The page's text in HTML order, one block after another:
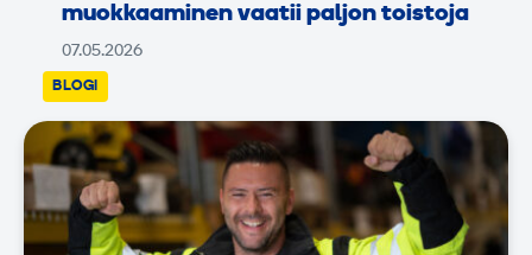
muokkaaminen vaatii paljon toistoja
07.05.2026
BLOGI